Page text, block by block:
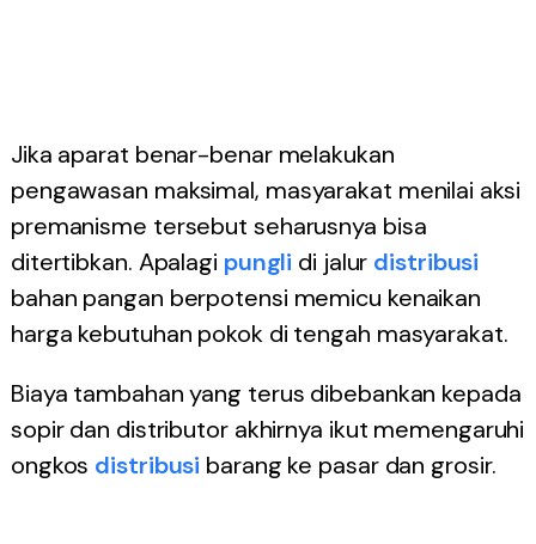
Jika aparat benar-benar melakukan
pengawasan maksimal, masyarakat menilai aksi
premanisme tersebut seharusnya bisa
ditertibkan. Apalagi pungli di jalur distribusi
bahan pangan berpotensi memicu kenaikan
harga kebutuhan pokok di tengah masyarakat.
Biaya tambahan yang terus dibebankan kepada
sopir dan distributor akhirnya ikut memengaruhi
ongkos distribusi barang ke pasar dan grosir.